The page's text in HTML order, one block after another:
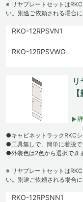
※ リヤプレートセットは
い。別途ご依頼される場合
RKO-12RPSVN1
RKO-12RPSVWG
●キャビネットラックRKCシ
●工具無しで、簡単に着脱で
●外装色は2色から選択でき
※ リヤプレートセットは
い。別途ご依頼される場合
RKO-12RPSNN1